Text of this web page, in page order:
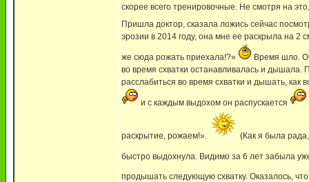
скорее всего тренировочные. Не смотря на
Пришла доктор, сказала ложись сейчас
эрозии в 2014 году, она мне ее раскрыла на 2
же сюда рожать приехала!?»
Время шло.
во время схватки останавливалась и
расслабиться во время схватки и дышать, как
и с каждым выдохом он распускается
раскрытие, рожаем!». (Как я была
быстро выдохнула. Видимо за 6 лет забыла
продышать следующую схватку. Оказалось,